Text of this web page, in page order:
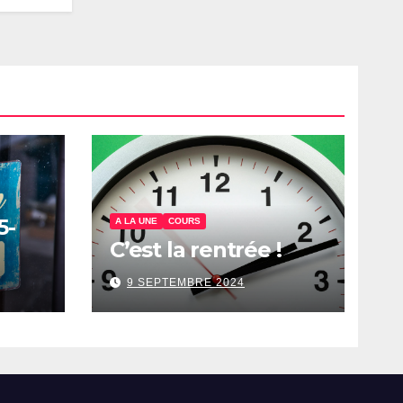
A LA UNE COURS
C’est la rentrée !
9 SEPTEMBRE 2024